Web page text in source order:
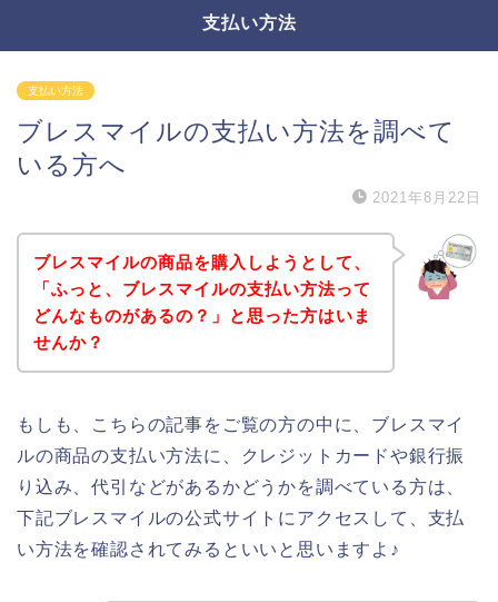
支払い方法
支払い方法
ブレスマイルの支払い方法を調べて
いる方へ
2021年8月22日
ブレスマイルの商品を購入しようとして、
「ふっと、ブレスマイルの支払い方法って
どんなものがあるの？」と思った方はいま
せんか？
もしも、こちらの記事をご覧の方の中に、ブレスマイ
ルの商品の支払い方法に、クレジットカードや銀行振
り込み、代引などがあるかどうかを調べている方は、
下記ブレスマイルの公式サイトにアクセスして、支払
い方法を確認されてみるといいと思いますよ♪